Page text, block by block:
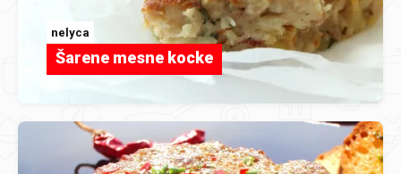
nelyca
Šarene mesne kocke